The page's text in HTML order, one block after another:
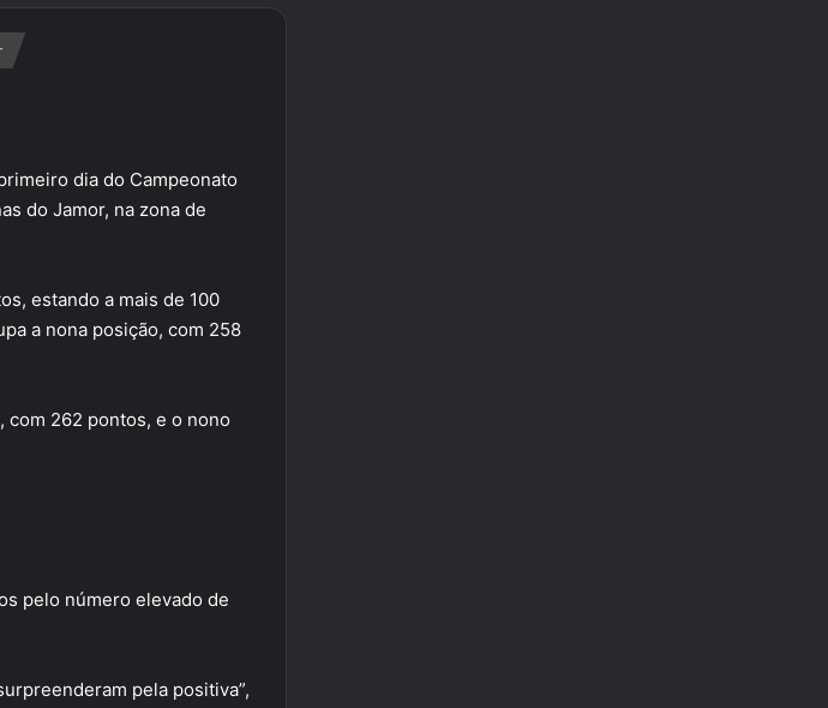
dia do Campeonato
do Jamor, na zona de
estando a mais de 100
a nona posição, com 258
com 262 pontos, e o nono
pelo número elevado de
pela positiva”,